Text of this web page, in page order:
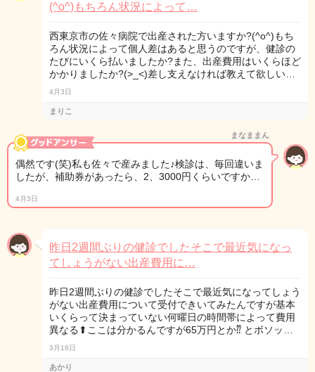
(^o^)もちろん状況によって…
西東京市の佐々病院で出産された方いますか?(^o^)もち
ろん状況によって個人差はあると思うのですが、健診の
たびにいくら払いましたか?また、出産費用はいくらほど
かかりましたか?(>_<)差し支えなければ教えて欲しい…
4月3日
まりこ
まなままん
偶然です(笑)私も佐々で産みました♪検診は、毎回違いま
したが、補助券があったら、2、3000円くらいですか…
4月3日
昨日2週間ぶりの健診でしたそこで最近気になっ
てしょうがない出産費用に…
昨日2週間ぶりの健診でしたそこで最近気になってしょう
がない出産費用について受付できいてみたんですが基本
いくらって決まっていない何曜日の時間帯によって費用
異なる⬆︎ここは分かるんですが65万円とか⁇ とボソッ…
3月16日
あかり